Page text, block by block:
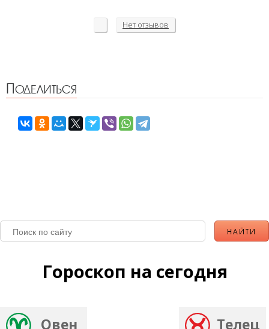
Нет отзывов
Поделиться
Гороскоп на сегодня
Овен Телец